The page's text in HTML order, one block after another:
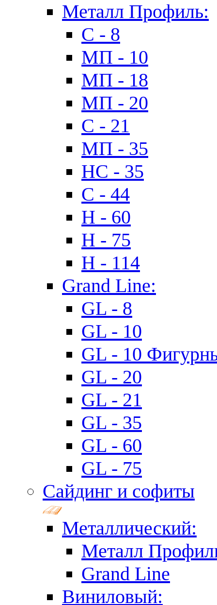
Металл Профиль:
C - 8
МП - 10
МП - 18
МП - 20
C - 21
МП - 35
HC - 35
C - 44
H - 60
H - 75
H - 114
Grand Line:
GL - 8
GL - 10
GL - 10
GL - 20
GL - 21
GL - 35
GL - 60
GL - 75
Сайдинг и софиты
Металлический:
Металл
Grand Line
Виниловый: